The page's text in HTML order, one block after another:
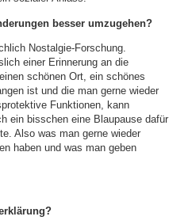
besser umzugehen?
Nostalgie-Forschung.
einer Erinnerung an die
schönen Ort, ein schönes
ist und die man gerne wieder
Funktionen, kann
ein bisschen eine Blaupause dafür
Also was man gerne wieder
haben und was man geben